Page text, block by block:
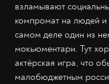
взламывают
компромат на людей
самом деле один из
мокьюментари. Тут
актёрская игра, что
малобюджетным